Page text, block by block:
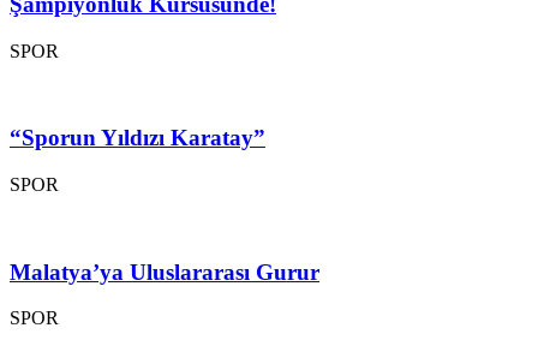
SPOR
“Sporun Yıldızı Karatay”
SPOR
Malatya’ya Uluslararası Gurur
SPOR